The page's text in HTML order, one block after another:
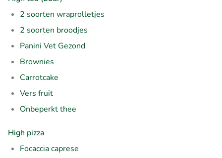
2 soorten wraprolletjes
2 soorten broodjes
Panini Vet Gezond
Brownies
Carrotcake
Vers fruit
Onbeperkt thee
High pizza
Focaccia caprese